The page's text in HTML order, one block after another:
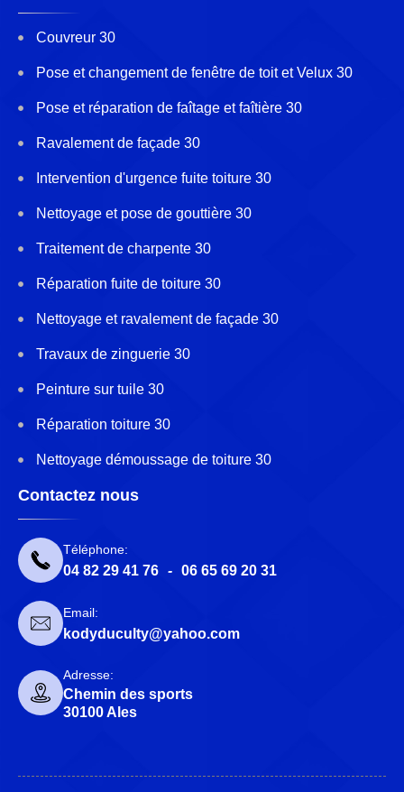
Couvreur 30
Pose et changement de fenêtre de toit et Velux 30
Pose et réparation de faîtage et faîtière 30
Ravalement de façade 30
Intervention d'urgence fuite toiture 30
Nettoyage et pose de gouttière 30
Traitement de charpente 30
Réparation fuite de toiture 30
Nettoyage et ravalement de façade 30
Travaux de zinguerie 30
Peinture sur tuile 30
Réparation toiture 30
Nettoyage démoussage de toiture 30
Contactez nous
Téléphone:
04 82 29 41 76 - 06 65 69 20 31
Email:
kodyduculty@yahoo.com
Adresse:
Chemin des sports
30100 Ales